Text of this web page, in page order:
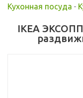
Кухонная посуда -
IKEA